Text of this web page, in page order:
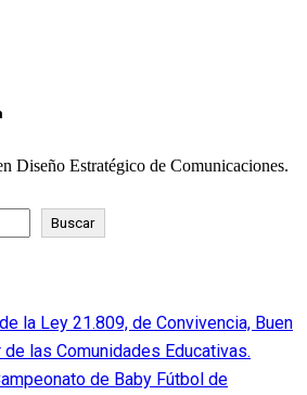
Diseño Estratégico de Comunicaciones.
Buscar
la Ley 21.809, de Convivencia, Buen
las Comunidades Educativas.
de Baby Fútbol de